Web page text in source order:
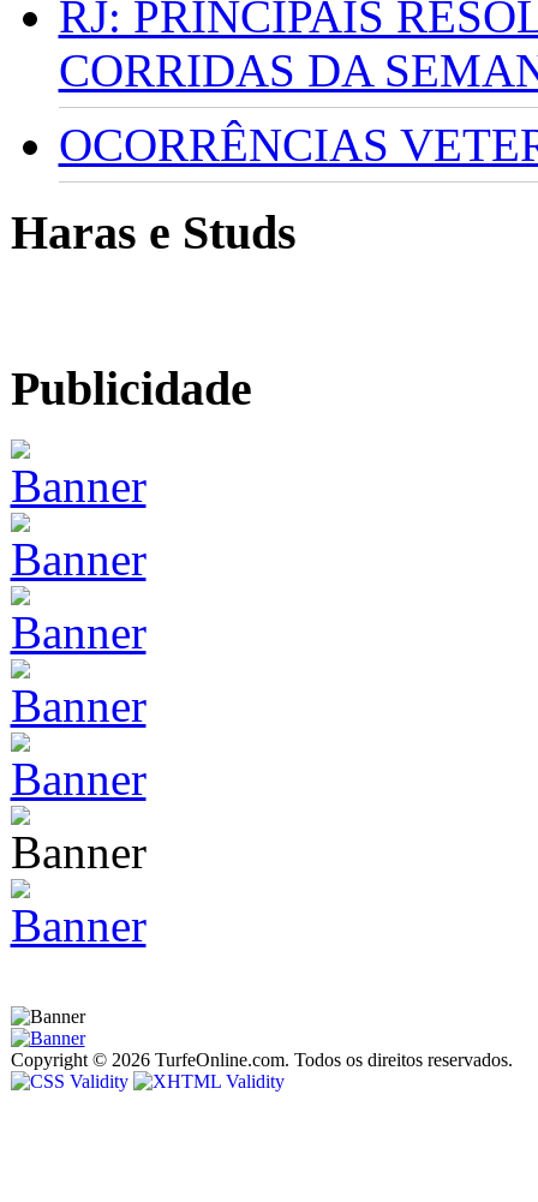
RJ: PRINCIPAIS
CORRIDAS DA
OCORRÊNCIAS
Haras e Studs
Publicidade
Copyright © 2026 TurfeOnline.com. Todos os direitos reservados.